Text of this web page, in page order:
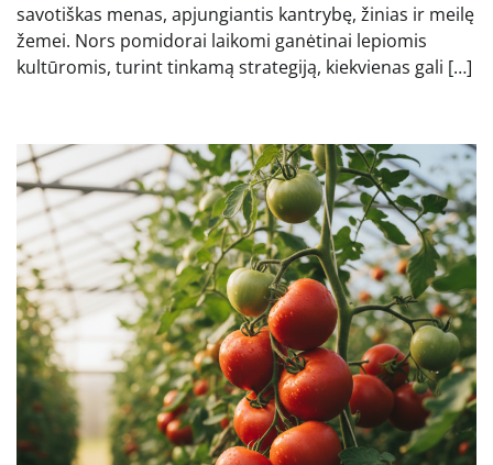
savotiškas menas, apjungiantis kantrybę, žinias ir meilę
žemei. Nors pomidorai laikomi ganėtinai lepiomis
kultūromis, turint tinkamą strategiją, kiekvienas gali […]